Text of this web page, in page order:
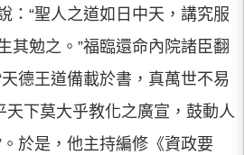
：“聖人之道如日中天，講究服
其勉之。”福臨還命內院諸臣翻
德王道備載於書，真萬世不易
天下莫大乎教化之廣宣，鼓動人
於是，他主持編修《資政要